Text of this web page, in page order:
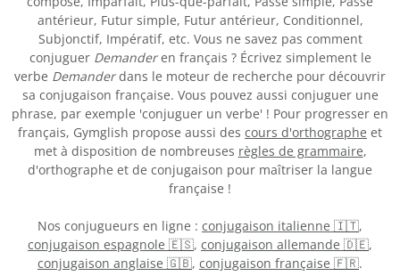
antérieur, Futur simple, Futur antérieur, Conditionnel,
Subjonctif, Impératif, etc. Vous ne savez pas comment
conjuguer Demanderen français ? Écrivez simplement le
verbe Demanderdans le moteur de recherche pour découvrir
sa conjugaison française. Vous pouvez aussi conjuguer une
phrase, par exemple 'conjuguer un verbe' ! Pour progresser en
français, Gymglish propose aussi des cours d'orthographe et
met à disposition de nombreuses règles de grammaire,
d'orthographe et de conjugaison pour maîtriser la langue
française !
Nos conjugueurs en ligne : conjugaison italienne 🇮🇹,
conjugaison espagnole 🇪🇸, conjugaison allemande 🇩🇪,
conjugaison anglaise 🇬🇧, conjugaison française 🇫🇷.